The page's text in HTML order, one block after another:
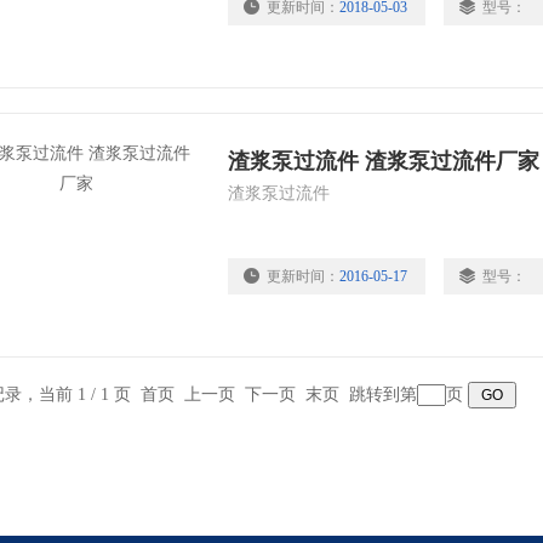
性，抗冲击性能，延长了渣浆泵过流件的
更新时间： 2018-05-03 型号：
渣浆泵过流件 渣浆泵过流件厂家
渣浆泵过流件
更新时间： 2016-05-17 型号：
录，当前 1 / 1 页 首页 上一页 下一页 末页 跳转到第 页